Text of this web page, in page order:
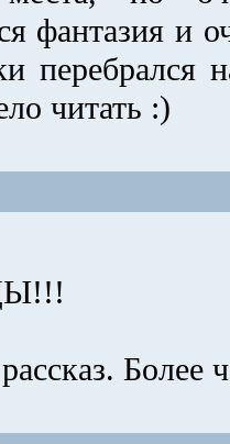
фантазия и
перебрался
читать :)
Более